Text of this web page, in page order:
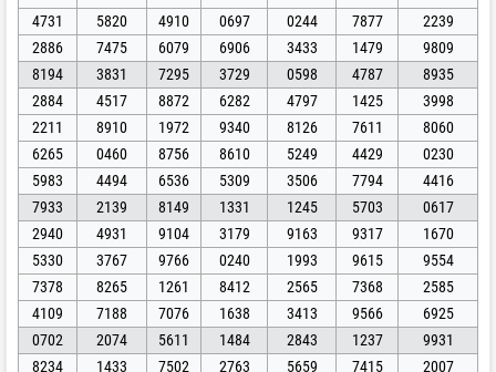
4731
5820 4910 0697 0244 7877
2239
2886
7475 6079 6906 3433 1479
9809
8194
3831 7295 3729 0598 4787
8935
2884
4517 8872 6282 4797 1425
3998
2211
8910 1972 9340 8126 7611
8060
6265
0460 8756 8610 5249 4429
0230
5983
4494 6536 5309 3506 7794
4416
7933
2139 8149 1331 1245 5703
0617
2940
4931 9104 3179 9163 9317
1670
5330
3767 9766 0240 1993 9615
9554
7378
8265 1261 8412 2565 7368
2585
4109
7188 7076 1638 3413 9566
6925
0702
2074 5611 1484 2843 1237
9931
8234
1433 7502 2763 5659 7415
2007